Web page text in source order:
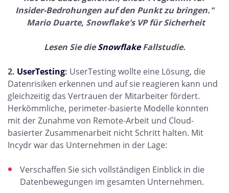
Insider-Bedrohungen auf den Punkt zu bringen."
Mario Duarte, Snowflake's VP für Sicherheit
Lesen Sie dieSnowflakeFallstudie.
2. UserTesting: UserTesting wollte eine Lösung, die
Datenrisiken erkennen und auf sie reagieren kann und
gleichzeitig das Vertrauen der Mitarbeiter fördert.
Herkömmliche, perimeter-basierte Modelle konnten
mit der Zunahme von Remote-Arbeit und Cloud-
basierter Zusammenarbeit nicht Schritt halten. Mit
Incydr war das Unternehmen in der Lage:
Verschaffen Sie sich vollständigen Einblick in die
Datenbewegungen im gesamten Unternehmen.